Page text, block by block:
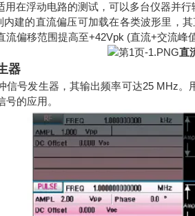
用在浮动电路的测试，可以多台仪器并行
内建的直流偏压可加载在各类波形里，
流偏移范围提高至+42Vpk (直流+交流峰
直
器
信号发生器，其输出频率可达25 MHz
号的应用。